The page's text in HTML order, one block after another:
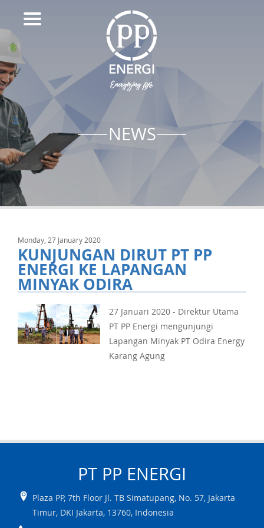
NEWS
Monday, 27 January 2020
KUNJUNGAN DIRUT PT PP
ENERGI KE LAPANGAN
MINYAK ODIRA
27 Januari 2020 - Direktur Utama
PT PP Energi mengunjungi
Lapangan Minyak PT Odira Energy
Karang Agung
PT PP ENERGI
Plaza PP, 7th Floor Jl. TB Simatupang, No. 57, Jakarta
Timur, DKI Jakarta, 13760, Indonesia